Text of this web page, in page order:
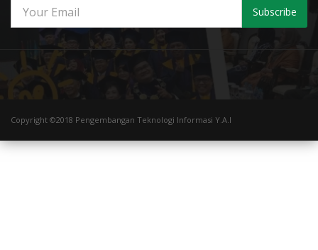
Subscribe
Copyright ©2018 Pengembangan Teknologi Informasi Y.A.I